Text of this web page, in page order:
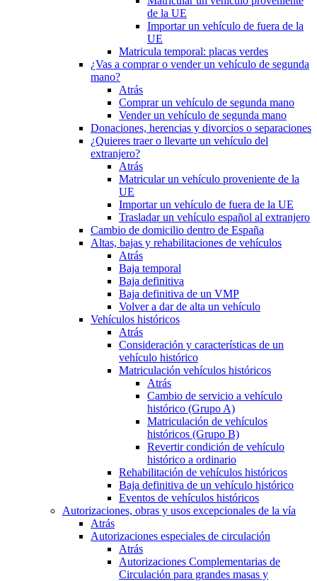
de la UE
Importar un vehículo de fuera de la
UE
Matricula temporal: placas verdes
¿Vas a comprar o vender un vehículo de segunda
mano?
Atrás
Comprar un vehículo de segunda mano
Vender un vehículo de segunda mano
Donaciones, herencias y divorcios o separaciones
¿Quieres traer o llevarte un vehículo del
extranjero?
Atrás
Matricular un vehículo proveniente de la
UE
Importar un vehículo de fuera de la UE
Trasladar un vehículo español al extranjero
Cambio de domicilio dentro de España
Altas, bajas y rehabilitaciones de vehículos
Atrás
Baja temporal
Baja definitiva
Baja definitiva de un VMP
Volver a dar de alta un vehículo
Vehículos históricos
Atrás
Consideración y características de un
vehículo histórico
Matriculación vehículos históricos
Atrás
Cambio de servicio a vehículo
histórico (Grupo A)
Matriculación de vehículos
históricos (Grupo B)
Revertir condición de vehículo
histórico a ordinario
Rehabilitación de vehículos históricos
Baja definitiva de un vehículo histórico
Eventos de vehículos históricos
Autorizaciones, obras y usos excepcionales de la vía
Atrás
Autorizaciones especiales de circulación
Atrás
Autorizaciones Complementarias de
Circulación para grandes masas y